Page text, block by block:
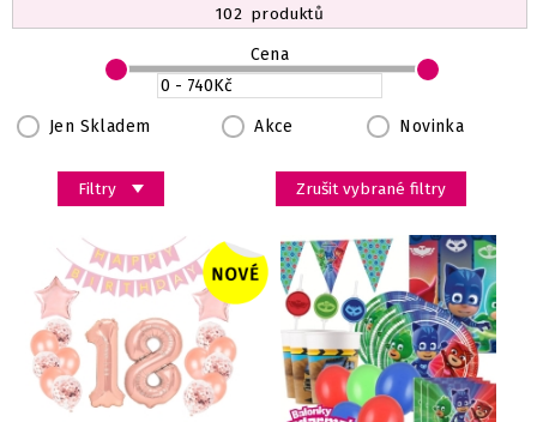
102 produktů
Filtry
Jen Skladem Akce Novinka
Cena
Zrušit vybrané filtry